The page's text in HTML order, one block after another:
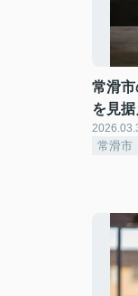
常滑
を見
常滑